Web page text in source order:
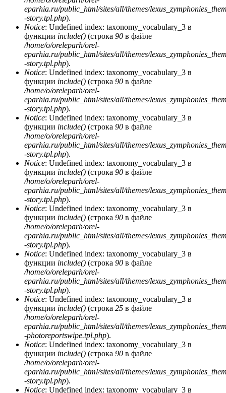
eparhia.ru/public_html/sites/all/themes/
-story.tpl.php).
Notice: Undefined index: taxonomy_vocabulary_3 в
функции include() (строка 90 в файле
/home/o/oreleparh/orel-
eparhia.ru/public_html/sites/all/themes/
-story.tpl.php).
Notice: Undefined index: taxonomy_vocabulary_3 в
функции include() (строка 90 в файле
/home/o/oreleparh/orel-
eparhia.ru/public_html/sites/all/themes/
-story.tpl.php).
Notice: Undefined index: taxonomy_vocabulary_3 в
функции include() (строка 90 в файле
/home/o/oreleparh/orel-
eparhia.ru/public_html/sites/all/themes/
-story.tpl.php).
Notice: Undefined index: taxonomy_vocabulary_3 в
функции include() (строка 90 в файле
/home/o/oreleparh/orel-
eparhia.ru/public_html/sites/all/themes/
-story.tpl.php).
Notice: Undefined index: taxonomy_vocabulary_3 в
функции include() (строка 90 в файле
/home/o/oreleparh/orel-
eparhia.ru/public_html/sites/all/themes/
-story.tpl.php).
Notice: Undefined index: taxonomy_vocabulary_3 в
функции include() (строка 90 в файле
/home/o/oreleparh/orel-
eparhia.ru/public_html/sites/all/themes/
-story.tpl.php).
Notice: Undefined index: taxonomy_vocabulary_3 в
функции include() (строка 25 в файле
/home/o/oreleparh/orel-
eparhia.ru/public_html/sites/all/themes/
-photoreportswipe.tpl.php).
Notice: Undefined index: taxonomy_vocabulary_3 в
функции include() (строка 90 в файле
/home/o/oreleparh/orel-
eparhia.ru/public_html/sites/all/themes/
-story.tpl.php).
Notice: Undefined index: taxonomy_vocabulary_3 в